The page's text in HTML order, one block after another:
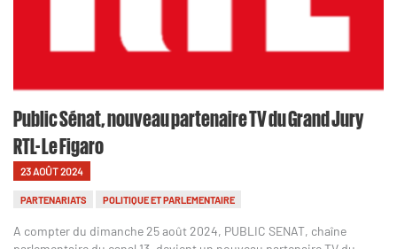
Public Sénat, nouveau partenaire TV du Grand Jury
RTL- Le Figaro
23 AOÛT 2024
PARTENARIATS POLITIQUE ET PARLEMENTAIRE
A compter du dimanche 25 août 2024, PUBLIC SENAT, chaîne